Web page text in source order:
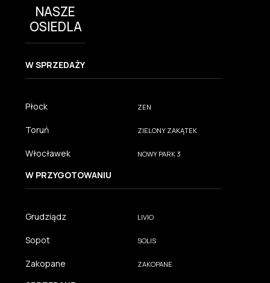
NASZE
OSIEDLA
W SPRZEDAŻY
Płock ZEN
Toruń ZIELONY ZAKĄTEK
Włocławek NOWY PARK 3
W PRZYGOTOWANIU
Grudziądz LIVIO
Sopot SOLIS
Zakopane ZAKOPANE